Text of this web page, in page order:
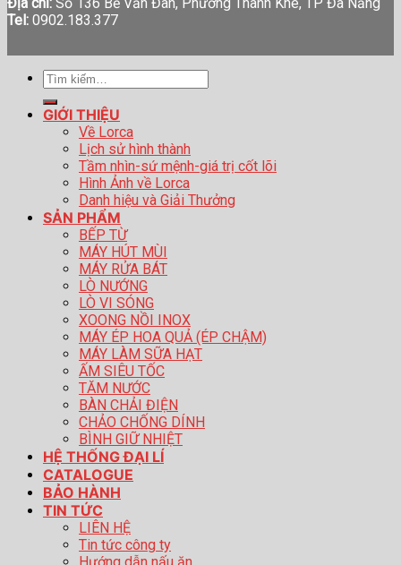
Địa chỉ: Số 136 Bế Văn Đàn, Phường Thanh Khê, TP Đà Nẵng
Tel: 0902.183.377
Tìm
GIỚI THIỆU
Về Lorca
Lịch sử hình thành
Tầm nhìn-sứ mệnh-giá trị cốt lõi
Hình Ảnh về Lorca
Danh hiệu và Giải Thưởng
SẢN PHẨM
BẾP TỪ
MÁY HÚT MÙI
MÁY RỬA BÁT
LÒ NƯỚNG
LÒ VI SÓNG
XOONG NỒI INOX
MÁY ÉP HOA QUẢ (ÉP CHẬM)
MÁY LÀM SỮA HẠT
ẤM SIÊU TỐC
TĂM NƯỚC
BÀN CHẢI ĐIỆN
CHẢO CHỐNG DÍNH
BÌNH GIỮ NHIỆT
HỆ THỐNG ĐẠI LÍ
CATALOGUE
BẢO HÀNH
TIN TỨC
LIÊN HỆ
Tin tức công ty